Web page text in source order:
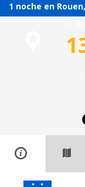
1 noche en